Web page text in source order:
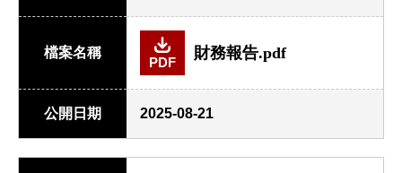
檔案名稱
PDF
財務報告.pdf
公開日期 2025-08-21